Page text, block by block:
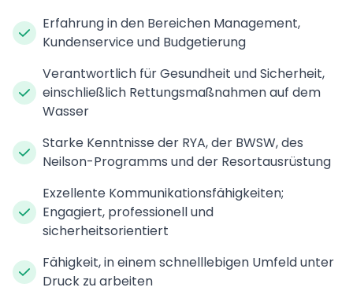
Erfahrung in den Bereichen Management,
Kundenservice und Budgetierung
Verantwortlich für Gesundheit und Sicherheit,
einschließlich Rettungsmaßnahmen auf dem
Wasser
Starke Kenntnisse der RYA, der BWSW, des
Neilson-Programms und der Resortausrüstung
Exzellente Kommunikationsfähigkeiten;
Engagiert, professionell und
sicherheitsorientiert
Fähigkeit, in einem schnelllebigen Umfeld unter
Druck zu arbeiten